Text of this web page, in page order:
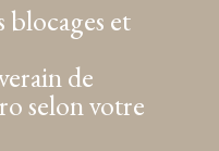
blocages et
de
selon votre